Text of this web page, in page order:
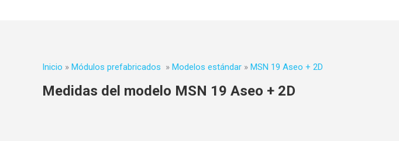
Inicio » Módulos prefabricados » Modelos estándar » MSN 19 Aseo + 2D
Medidas del modelo MSN 19 Aseo + 2D